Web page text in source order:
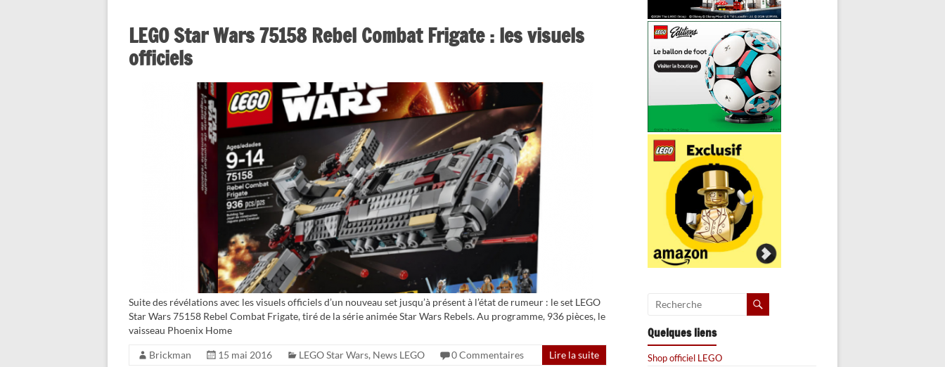
LEGO Star Wars 75158 Rebel Combat Frigate : les visuels
officiels
Suite des révélations avec les visuels officiels d’un nouveau set jusqu’à présent à l’état de rumeur : le set LEGO
Star Wars 75158 Rebel Combat Frigate, tiré de la série animée Star Wars Rebels. Au programme, 936 pièces, le
vaisseau Phoenix Home
Brickman 15 mai 2016 LEGO Star Wars, News LEGO 0 Commentaires Lire la suite
Quelques liens
Shop officiel LEGO